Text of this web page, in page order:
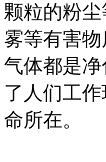
颗粒的粉
雾等有害
气体都是
了人们工
命所在。